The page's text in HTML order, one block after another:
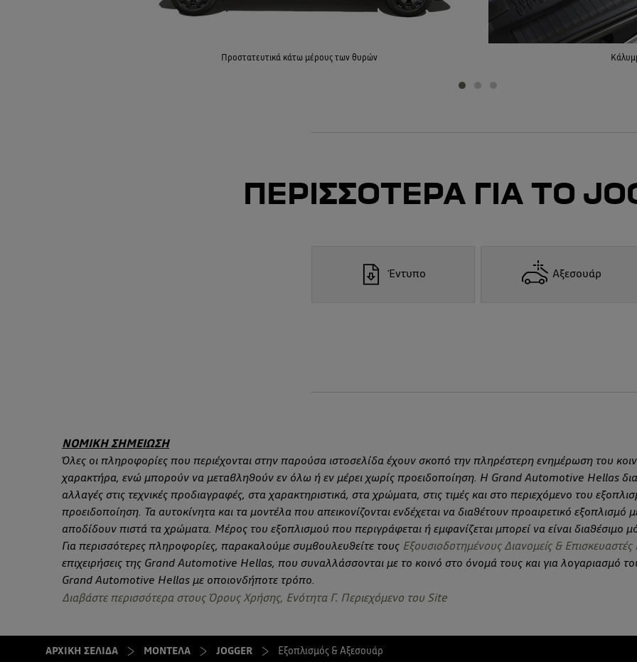
Προστατευτικά κάτω μέρους των θυρών
ΠΕΡΙΣΣΟΤΕΡΑ ΓΙΑ ΤΟ
Έντυπο Αξεσουάρ
ΝΟΜΙΚΗ ΣΗΜΕΙΩΣΗ
Όλες οι πληροφορίες που περιέχονται στην παρούσα ιστοσελίδα έχουν σκοπό την πληρέστερη ενημέρωση του
χαρακτήρα, ενώ μπορούν να μεταβληθούν εν όλω ή εν μέρει χωρίς προειδοποίηση. Η Grand Automotive Hellas
αλλαγές στις τεχνικές προδιαγραφές, στα χαρακτηριστικά, στα χρώματα, στις τιμές και στο περιεχόμενο του
προειδοποίηση. Τα αυτοκίνητα και τα μοντέλα που απεικονίζονται ενδέχεται να διαθέτουν προαιρετικό εξοπλισμό
αποδίδουν πιστά τα χρώματα. Μέρος του εξοπλισμού που περιγράφεται ή εμφανίζεται μπορεί να είναι διαθέσιμο
Για περισσότερες πληροφορίες, παρακαλούμε συμβουλευθείτε τους Εξουσιοδοτημένους Διανομείς & Επισκευαστές
επιχειρήσεις της Grand Automotive Hellas, που συναλλάσσονται με το κοινό στο όνομά τους και για λογαριασμό
Grand Automotive Hellas με οποιονδήποτε τρόπο.
Διαβάστε περισσότερα στους Όρους Χρήσης, Ενότητα Γ. Περιεχόμενο του Site